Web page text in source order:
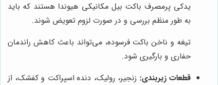
یدکی پرمصرف باکت بیل مکانیکی هیوندا هستند که باید
به طور منظم بررسی و در صورت لزوم تعویض شوند.
تیغه و ناخن باکت فرسوده، می‌تواند باعث کاهش راندمان
حفاری و بارگیری شود.
قطعات زیربندی: زنجیر، رولیک، دنده اسپراکت و کفشک، از